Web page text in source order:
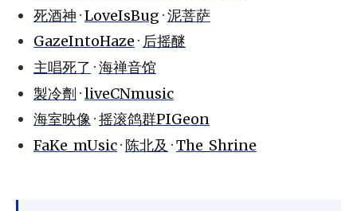
死酒神 ·LoveIsBug ·泥菩萨
GazeIntoHaze · 后摇醚
主唱死了 ·海禅音馆
製冷劑 ·liveCNmusic
海室映像 ·摇滚鸽群PIGeon
FaKe_mUsic· 陈北及 ·The_Shrine